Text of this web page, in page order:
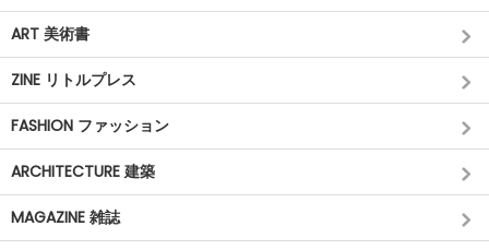
ART 美術書
ZINE リトルプレス
FASHION ファッション
ARCHITECTURE 建築
MAGAZINE 雑誌